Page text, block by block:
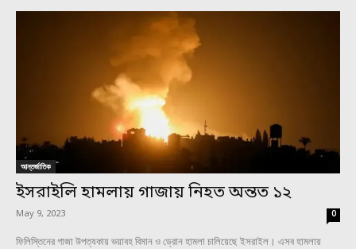
আন্তর্জাতিক
ইসরাইলি হামলায় গাজায় নিহত অন্তত ১২
May 9, 2023 0
ফিলিস্তিনের গাজা উপত্যকায় ভয়াবহ বিমান ও ড্রোন হামলা চালিয়েছে ইসরাইল। এসব হামলায়